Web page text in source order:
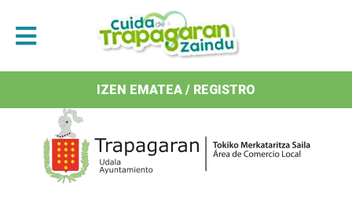
Antolatzaileak / Organizan
IZEN EMATEA / REGISTRO